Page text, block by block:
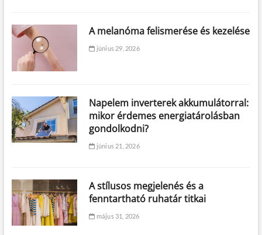
A melanóma felismerése és kezelése
június 29, 2026
Napelem inverterek akkumulátorral:
mikor érdemes energiatárolásban
gondolkodni?
június 21, 2026
A stílusos megjelenés és a
fenntartható ruhatár titkai
május 31, 2026